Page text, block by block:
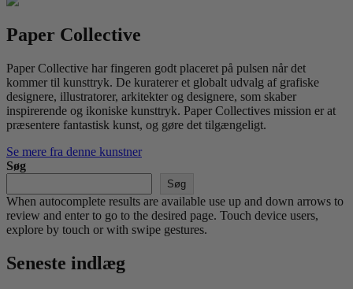
Paper Collective
Paper Collective har fingeren godt placeret på pulsen når det
kommer til kunsttryk. De kuraterer et globalt udvalg af grafiske
designere, illustratorer, arkitekter og designere, som skaber
inspirerende og ikoniske kunsttryk. Paper Collectives mission er at
præsentere fantastisk kunst, og gøre det tilgængeligt.
Se mere fra denne kunstner
Søg
Søg
When autocomplete results are available use up and down arrows to
review and enter to go to the desired page. Touch device users,
explore by touch or with swipe gestures.
Seneste indlæg